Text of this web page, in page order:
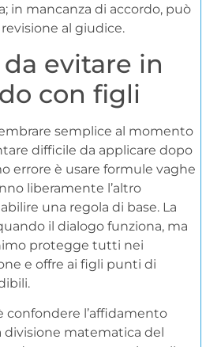
in mancanza di accordo, può
al giudice.
evitare in
con figli
semplice al momento
difficile da applicare dopo
errore è usare formule vaghe
liberamente l’altro
una regola di base. La
il dialogo funziona, ma
protegge tutti nei
e offre ai figli punti di
confondere l’affidamento
matematica del